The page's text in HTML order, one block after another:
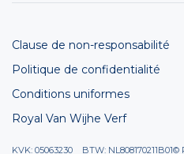
Clause de non-responsabilité
Politique de confidentialité
Conditions uniformes
Royal Van Wijhe Verf
KVK: 05063230 BTW: NL808170211B01©